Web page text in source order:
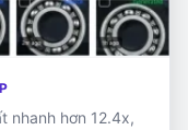
nhanh hơn 12.4x,